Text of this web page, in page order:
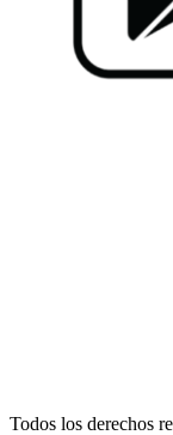
Todos los derechos